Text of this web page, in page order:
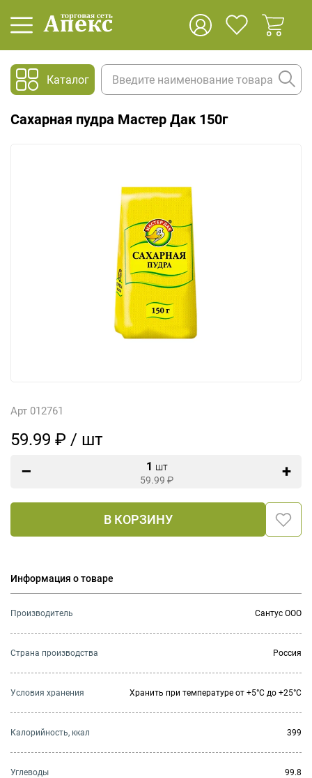
Каталог
Сахарная пудра Мастер Дак 150г
Арт 012761
59.99 ₽ / шт
1 шт
59.99 ₽
В КОРЗИНУ
Информация о товаре
Производитель Сантус ООО
Страна производства Россия
Условия хранения Хранить при температуре от +5°С до +25°С
Калорийность, ккал 399
Углеводы 99.8